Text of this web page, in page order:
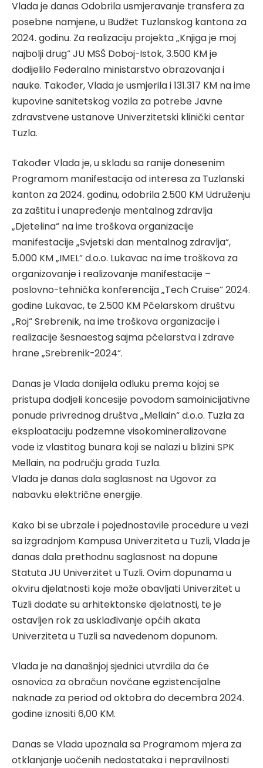
Vlada je danas Odobrila usmjeravanje transfera za
posebne namjene, u Budžet Tuzlanskog kantona za
2024. godinu. Za realizaciju projekta „Knjiga je moj
najbolji drug“ JU MSŠ Doboj-Istok, 3.500 KM je
dodijelilo Federalno ministarstvo obrazovanja i
nauke. Također, Vlada je usmjerila i 131.317 KM na ime
kupovine sanitetskog vozila za potrebe Javne
zdravstvene ustanove Univerzitetski klinički centar
Tuzla.
Također Vlada je, u skladu sa ranije donesenim
Programom manifestacija od interesa za Tuzlanski
kanton za 2024. godinu, odobrila 2.500 KM Udruženju
za zaštitu i unapređenje mentalnog zdravlja
„Djetelina“ na ime troškova organizacije
manifestacije „Svjetski dan mentalnog zdravlja“,
5.000 KM „IMEL“ d.o.o. Lukavac na ime troškova za
organizovanje i realizovanje manifestacije –
poslovno-tehnička konferencija „Tech Cruise“ 2024.
godine Lukavac, te 2.500 KM Pčelarskom društvu
„Roj“ Srebrenik, na ime troškova organizacije i
realizacije šesnaestog sajma pčelarstva i zdrave
hrane „Srebrenik-2024“.
Danas je Vlada donijela odluku prema kojoj se
pristupa dodjeli koncesije povodom samoinicijativne
ponude privrednog društva „Mellain“ d.o.o. Tuzla za
eksploataciju podzemne visokomineralizovane
vode iz vlastitog bunara koji se nalazi u blizini SPK
Mellain, na području grada Tuzla.
Vlada je danas dala saglasnost na Ugovor za
nabavku električne energije.
Kako bi se ubrzale i pojednostavile procedure u vezi
sa izgradnjom Kampusa Univerziteta u Tuzli, Vlada je
danas dala prethodnu saglasnost na dopune
Statuta JU Univerzitet u Tuzli. Ovim dopunama u
okviru djelatnosti koje može obavljati Univerzitet u
Tuzli dodate su arhitektonske djelatnosti, te je
ostavljen rok za usklađivanje općih akata
Univerziteta u Tuzli sa navedenom dopunom.
Vlada je na današnjoj sjednici utvrdila da će
osnovica za obračun novčane egzistencijalne
naknade za period od oktobra do decembra 2024.
godine iznositi 6,00 KM.
Danas se Vlada upoznala sa Programom mjera za
otklanjanje uočenih nedostataka i nepravilnosti